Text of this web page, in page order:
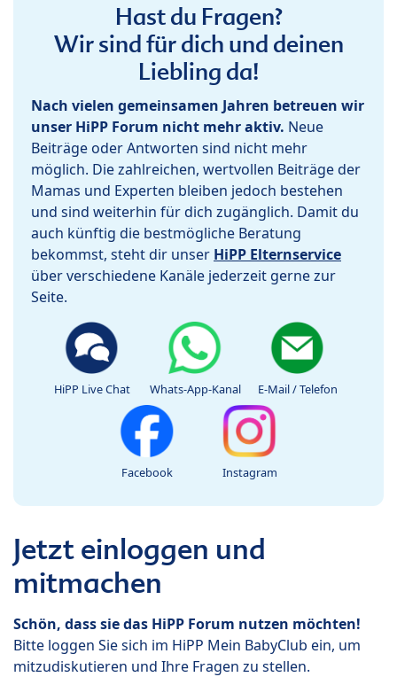
Hast du Fragen?
Wir sind für dich und deinen
Liebling da!
Nach vielen gemeinsamen Jahren betreuen wir
unser HiPP Forum nicht mehr aktiv. Neue
Beiträge oder Antworten sind nicht mehr
möglich. Die zahlreichen, wertvollen Beiträge der
Mamas und Experten bleiben jedoch bestehen
und sind weiterhin für dich zugänglich. Damit du
auch künftig die bestmögliche Beratung
bekommst, steht dir unser HiPP Elternservice
über verschiedene Kanäle jederzeit gerne zur
Seite.
HiPP Live Chat Whats-App-Kanal E-Mail / Telefon
Facebook Instagram
Jetzt einloggen und
mitmachen
Schön, dass sie das HiPP Forum nutzen möchten!
Bitte loggen Sie sich im HiPP Mein BabyClub ein, um
mitzudiskutieren und Ihre Fragen zu stellen.